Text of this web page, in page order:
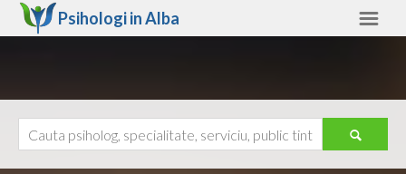
Psihologi inAlba
Ajutor